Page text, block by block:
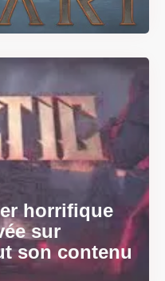
horrifique
sur
son contenu